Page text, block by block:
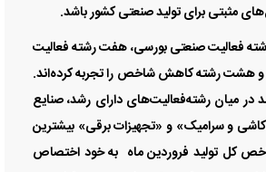
مثبتی برای تولید صنعتی کشور باشد.
در میان ۱۵ رشته فعالیت صنعتی بورسی، هفت رشته فعالیت
هشت رشته کاهش شاخص را تجربه کرده‌اند.
در میان رشته‌فعالیت‌های دارای رشد، صنایع
و سرامیک» و «تجهیزات برقی» بیشترین
کل تولید فروردین ماه به خود اختصاص